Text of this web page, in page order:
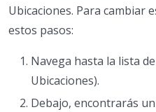
Ubicaciones. Para cambiar
estos pasos:
Navega hasta la lista
Ubicaciones).
Debajo, encontrarás